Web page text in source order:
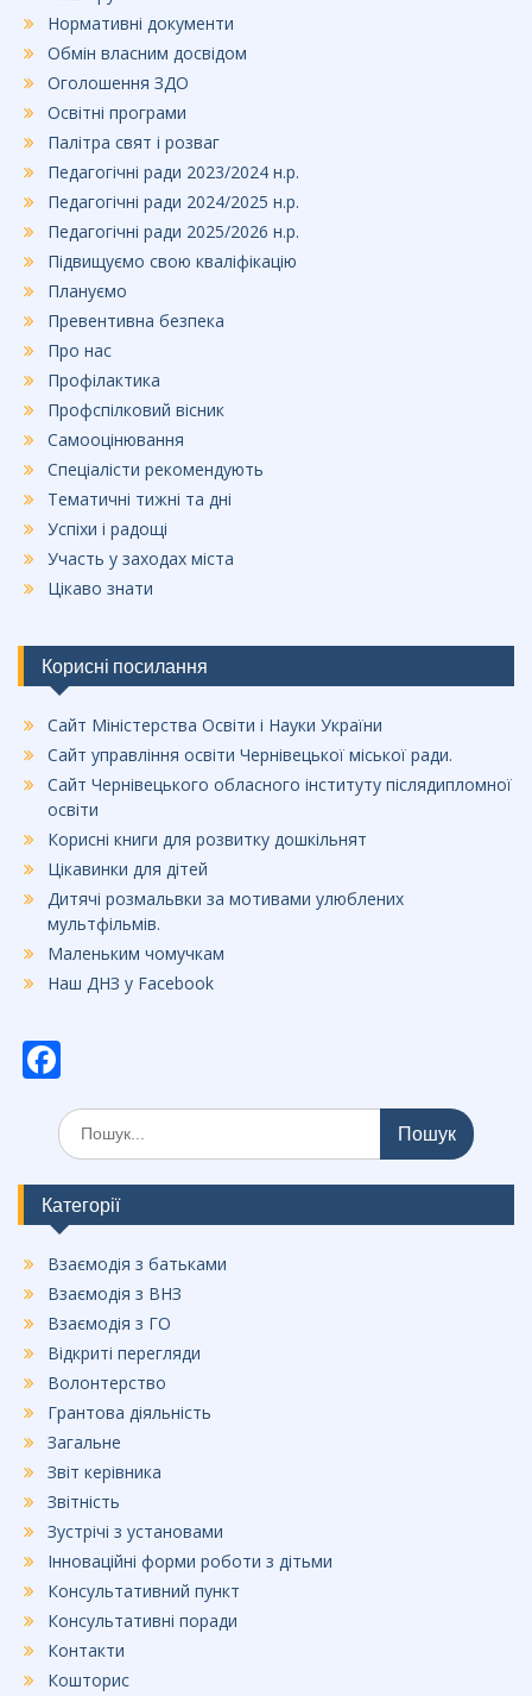
Нормативні документи
Обмін власним досвідом
Оголошення ЗДО
Освітні програми
Палітра свят і розваг
Педагогічні ради 2023/2024 н.р.
Педагогічні ради 2024/2025 н.р.
Педагогічні ради 2025/2026 н.р.
Підвищуємо свою кваліфікацію
Плануємо
Превентивна безпека
Про нас
Профілактика
Профспілковий вісник
Самооцінювання
Спеціалісти рекомендують
Тематичні тижні та дні
Успіхи і радощі
Участь у заходах міста
Цікаво знати
Корисні посилання
Сайт Міністерства Освіти і Науки України
Сайт управління освіти Чернівецької міської ради.
Сайт Чернівецького обласного інституту післядипломної
освіти
Корисні книги для розвитку дошкільнят
Цікавинки для дітей
Дитячі розмальвки за мотивами улюблених
мультфільмів.
Маленьким чомучкам
Наш ДНЗ у Facebook
ac
e
b
o
o
k
Шукати:
Категорії
Взаємодія з батьками
Взаємодія з ВНЗ
Взаємодія з ГО
Відкриті перегляди
Волонтерство
Грантова діяльність
Загальне
Звіт керівника
Звітність
Зустрічі з установами
Інноваційні форми роботи з дітьми
Консультативний пункт
Консультативні поради
Контакти
Кошторис